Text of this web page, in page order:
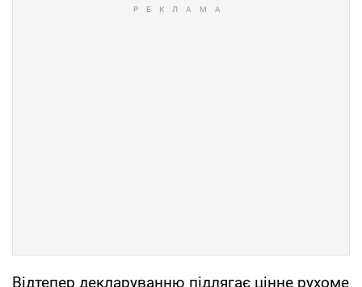
Відтепер декларуванню підлягає цінне рухоме